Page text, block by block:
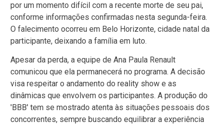
por um momento difícil com a recente morte de seu pai,
conforme informações confirmadas nesta segunda-feira.
O falecimento ocorreu em Belo Horizonte, cidade natal da
participante, deixando a família em luto.
Apesar da perda, a equipe de Ana Paula Renault
comunicou que ela permanecerá no programa. A decisão
visa respeitar o andamento do reality show e as
dinâmicas que envolvem os participantes. A produção do
'BBB' tem se mostrado atenta às situações pessoais dos
concorrentes, sempre buscando equilibrar a experiência